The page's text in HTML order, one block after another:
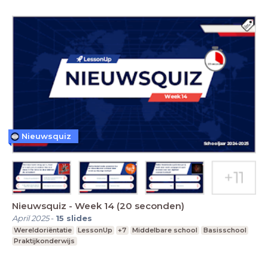
Nieuwsquiz - Week 14 (20 seconden)
April 2025- 15 slides
Wereldoriëntatie LessonUp +7 Middelbare school
Basisschool
Praktijkonderwijs
Nieuwsquiz